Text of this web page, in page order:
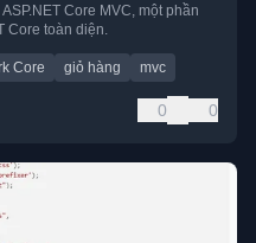
Core MVC, một phần
Core toàn diện.
Core giỏ hàng mvc
0 0